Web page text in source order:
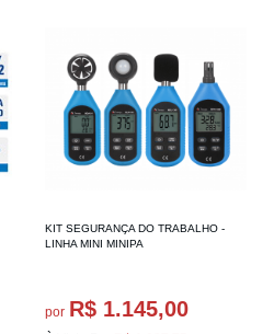
KIT SEGURANÇA DO TRABALHO -
LINHA MINI MINIPA
por R$ 1.145,00